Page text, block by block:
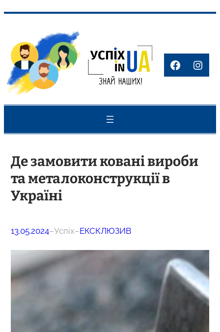
вмісту
Де замовити ковані вироби
та металоконструкції в
Україні
13.05.2024–Успіх–ЕКСКЛЮЗИВ